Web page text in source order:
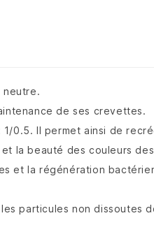
neutre.
de ses crevettes.
0.5. Il permet ainsi de
la beauté des couleurs
et la régénération
particules non dissoutes